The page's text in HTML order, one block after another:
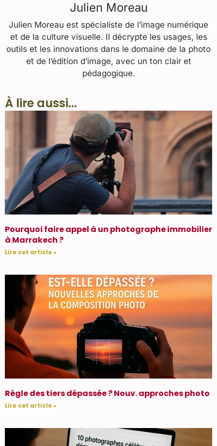
Julien Moreau
Julien Moreau est spécialiste de l’image numérique
et de la culture visuelle. Il décrypte les usages, les
outils et les innovations dans le domaine de la photo
et de l’édition d’image, avec un ton clair et
pédagogique.
À lire aussi...
Pourquoi faire appel à un photographe immobilier
à Marrakech ?
Lire cet article »
Règle des tiers dépassée ? Nouv. approches photo
Lire cet article »